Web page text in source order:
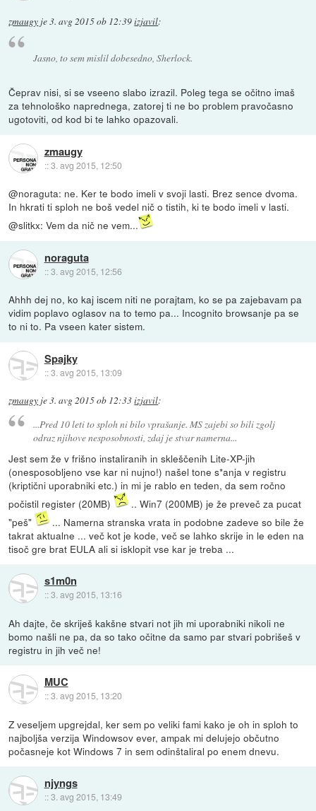
zmaugy je3. avg 2015 ob 12:39izjavil:
Jasno, to sem mislil dobesedno, Sherlock.
Čeprav nisi, si se vseeno slabo izrazil. Poleg tega se očitno imaš
za tehnološko naprednega, zatorej ti ne bo problem pravočasno
ugotoviti, od kod bi te lahko opazovali.
zmaugy
::3. avg 2015, 12:50
@noraguta: ne. Ker te bodo imeli v svoji lasti. Brez sence dvoma.
In hkrati ti sploh ne boš vedel nič o tistih, ki te bodo imeli v lasti.
@slitkx: Vem da nič ne vem...
noraguta
::3. avg 2015, 12:56
Ahhh dej no, ko kaj iscem niti ne porajtam, ko se pa zajebavam pa
vidim poplavo oglasov na to temo pa... Incognito browsanje pa se
to ni to. Pa vseen kater sistem.
Spajky
::3. avg 2015, 13:09
zmaugy je3. avg 2015 ob 12:33izjavil:
...Pred 10 leti to sploh ni bilo vprašanje. MS zajebi so bili zgolj
odraz njihove nesposobnosti, zdaj je stvar namerna...
Jest sem že v frišno instaliranih in skleščenih Lite-XP-jih
(onesposobljeno vse kar ni nujno!) našel tone s*anja v registru
(kriptični uporabniki etc.) in mi je rablo en teden, da sem ročno
počistil register (20MB)
.. Win7 (200MB) je že preveč za pucat
"peš"
... Namerna stranska vrata in podobne zadeve so bile že
takrat aktualne ... več kot je kode, več se lahko skrije in le eden na
tisoč gre brat EULA ali si isklopit vse kar je treba ...
s1m0n
::3. avg 2015, 13:16
Ah dajte, če skriješ kakšne stvari not jih mi uporabniki nikoli ne
bomo našli ne pa, da so tako očitne da samo par stvari pobrišeš v
registru in jih več ne!
MUC
::3. avg 2015, 13:20
Z veseljem upgrejdal, ker sem po veliki fami kako je oh in sploh to
najboljša verzija Windowsov ever, ampak mi delujejo občutno
počasneje kot Windows 7 in sem odinštaliral po enem dnevu.
njyngs
::3. avg 2015, 13:49